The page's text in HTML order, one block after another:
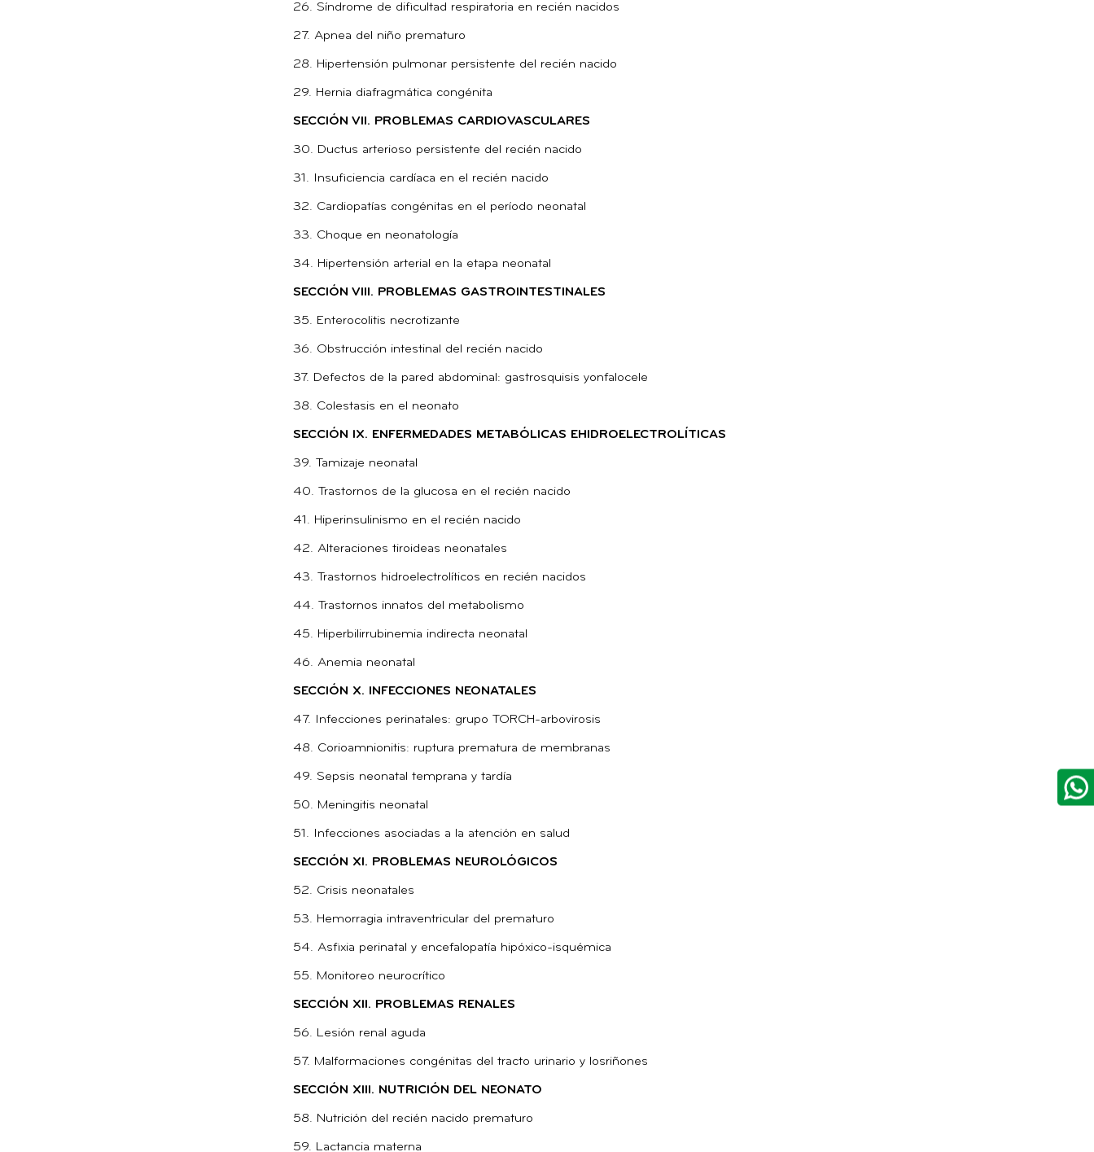
26. Síndrome de dificultad respiratoria en recién nacidos
27. Apnea del niño prematuro
28. Hipertensión pulmonar persistente del recién nacido
29. Hernia diafragmática congénita
SECCIÓN VII. PROBLEMAS CARDIOVASCULARES
30. Ductus arterioso persistente del recién nacido
31. Insuficiencia cardíaca en el recién nacido
32. Cardiopatías congénitas en el período neonatal
33. Choque en neonatología
34. Hipertensión arterial en la etapa neonatal
SECCIÓN VIII. PROBLEMAS GASTROINTESTINALES
35. Enterocolitis necrotizante
36. Obstrucción intestinal del recién nacido
37. Defectos de la pared abdominal: gastrosquisis yonfalocele
38. Colestasis en el neonato
SECCIÓN IX. ENFERMEDADES METABÓLICAS EHIDROELECTROLÍTICAS
39. Tamizaje neonatal
40. Trastornos de la glucosa en el recién nacido
41. Hiperinsulinismo en el recién nacido
42. Alteraciones tiroideas neonatales
43. Trastornos hidroelectrolíticos en recién nacidos
44. Trastornos innatos del metabolismo
45. Hiperbilirrubinemia indirecta neonatal
46. Anemia neonatal
SECCIÓN X. INFECCIONES NEONATALES
47. Infecciones perinatales: grupo TORCH-arbovirosis
48. Corioamnionitis: ruptura prematura de membranas
49. Sepsis neonatal temprana y tardía
50. Meningitis neonatal
51. Infecciones asociadas a la atención en salud
SECCIÓN XI. PROBLEMAS NEUROLÓGICOS
52. Crisis neonatales
53. Hemorragia intraventricular del prematuro
54. Asfixia perinatal y encefalopatía hipóxico-isquémica
55. Monitoreo neurocrítico
SECCIÓN XII. PROBLEMAS RENALES
56. Lesión renal aguda
57. Malformaciones congénitas del tracto urinario y losriñones
SECCIÓN XIII. NUTRICIÓN DEL NEONATO
58. Nutrición del recién nacido prematuro
59. Lactancia materna